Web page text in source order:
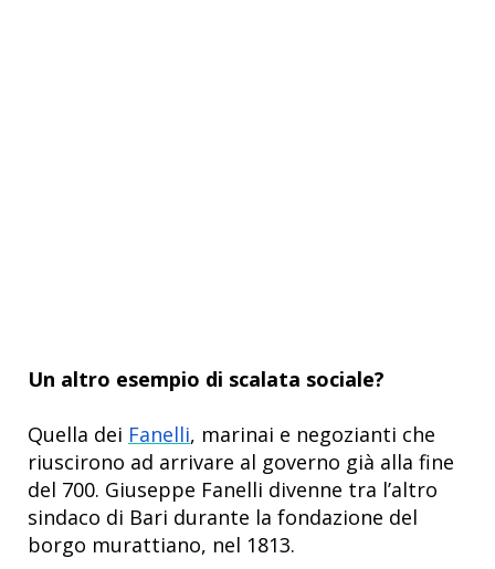
Un altro esempio di scalata sociale?
Quella dei Fanelli, marinai e negozianti che
riuscirono ad arrivare al governo già alla fine
del 700. Giuseppe Fanelli divenne tra l’altro
sindaco di Bari durante la fondazione del
borgo murattiano, nel 1813.